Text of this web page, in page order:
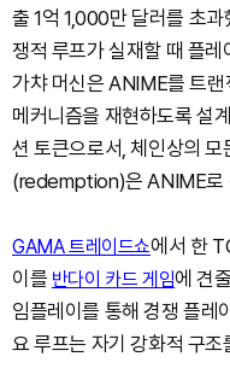
출 1억 1,000만 달러를 초
쟁적 루프가 실재할 때 플
가챠 머신은 ANIME를 트
메커니즘을 재현하도록 설
션 토큰으로서, 체인상의
(redemption)은 ANIME로
GAMA 트레이드쇼에서 한
이를 반다이 카드 게임에 견
임플레이를 통해 경쟁 플레
요 루프는 자기 강화적 구조